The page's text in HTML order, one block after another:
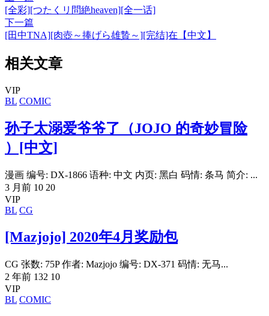
[全彩][つたくリ問絶heaven][全一话]
下一篇
[田中TNA][肉壺～捧げら雄贄～][完结]在【中文】
相关文章
VIP
BL COMIC
孙子太溺爱爷爷了（JOJO 的奇妙冒险
）[中文]
漫画 编号: DX-1866 语种: 中文 内页: 黑白 码情: 条马 简介: ...
3 月前 10 20
VIP
BL CG
[Mazjojo] 2020年4月奖励包
CG 张数: 75P 作者: Mazjojo 编号: DX-371 码情: 无马...
2 年前 132 10
VIP
BL COMIC